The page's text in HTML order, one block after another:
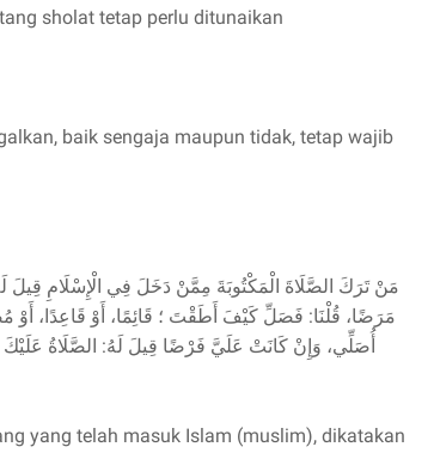
sholat tetap perlu ditunaikan
baik sengaja maupun tidak, tetap wajib
مَنْ تَرَكَ الصَّلَاةَ الْمَكْتُوبَةَ مِمَّنْ دَخَلَ فِي الْإِسْلَامِ قِيلَ
مَرَضًا، قُلْنَا: فَصَلِّ كَيْفَ أَطَقْتَ ؛ قَائِمًا، أَوْ قَاعِدًا، أَوْ
أُصَلِّي، وَإِنْ كَانَتْ عَلَيَّ فَرْضًا قِيلَ لَهُ: الصَّلَاةُ عَلَيْكَ
yang telah masuk Islam (muslim), dikatakan